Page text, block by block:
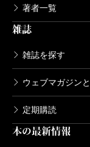
著者一覧
雑誌
雑誌を探す
ウェブマガジン
定期購読
本の最新情報